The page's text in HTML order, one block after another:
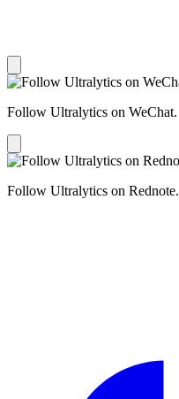
Follow Ultralytics on WeChat.
Follow Ultralytics on Rednote.